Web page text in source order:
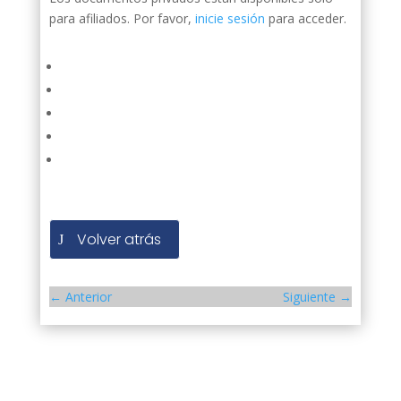
para afiliados. Por favor, inicie sesión para acceder.
Volver atrás
← Anterior Siguiente →